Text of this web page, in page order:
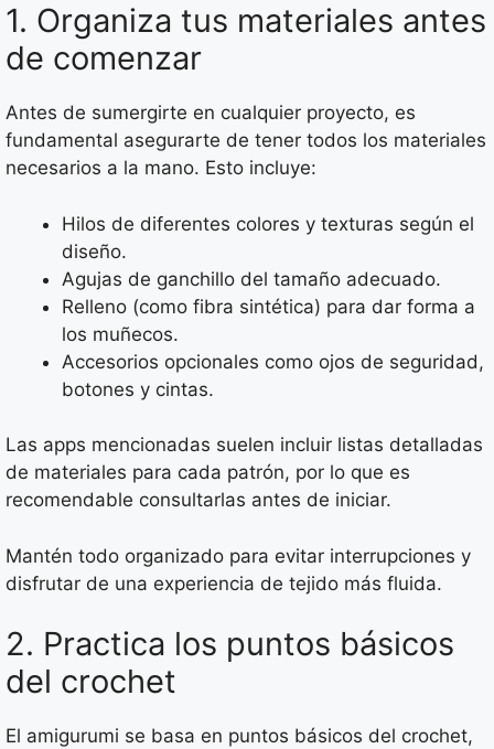
1. Organiza tus materiales antes
de comenzar
Antes de sumergirte en cualquier proyecto, es
fundamental asegurarte de tener todos los materiales
necesarios a la mano. Esto incluye:
Hilos de diferentes colores y texturas según el
diseño.
Agujas de ganchillo del tamaño adecuado.
Relleno (como fibra sintética) para dar forma a
los muñecos.
Accesorios opcionales como ojos de seguridad,
botones y cintas.
Las apps mencionadas suelen incluir listas detalladas
de materiales para cada patrón, por lo que es
recomendable consultarlas antes de iniciar.
Mantén todo organizado para evitar interrupciones y
disfrutar de una experiencia de tejido más fluida.
2. Practica los puntos básicos
del crochet
El amigurumi se basa en puntos básicos del crochet,